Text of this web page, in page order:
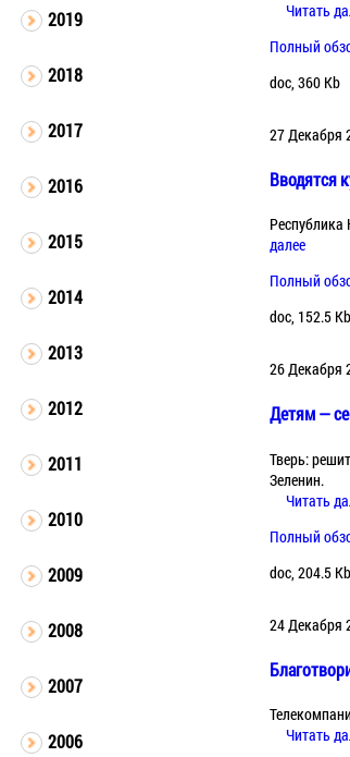
2019
2018
2017
2016
2015
2014
2013
2012
2011
2010
2009
2008
2007
2006
Читать
Полный
doc, 360 Kb
27 Декабря
Вводятся
Республика
далее
Полный
doc, 152.5 Kb
26 Декабря
Детям —
Тверь:
Зеленин.
Читать
Полный
doc, 204.5 Kb
24 Декабря
Читать